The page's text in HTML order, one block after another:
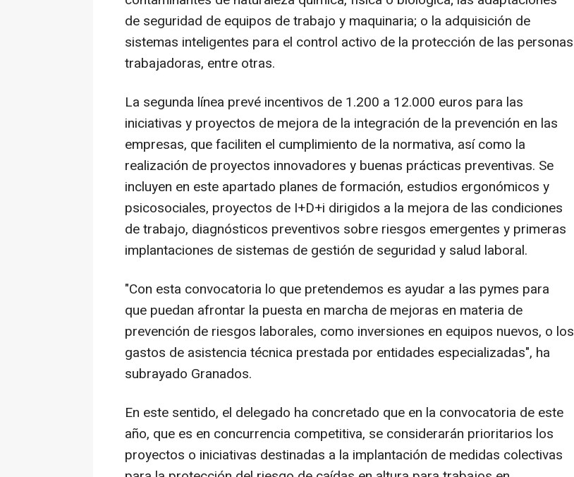
de seguridad de equipos de trabajo y maquinaria; o la adquisición de
sistemas inteligentes para el control activo de la protección de las personas
trabajadoras, entre otras.
La segunda línea prevé incentivos de 1.200 a 12.000 euros para las
iniciativas y proyectos de mejora de la integración de la prevención en las
empresas, que faciliten el cumplimiento de la normativa, así como la
realización de proyectos innovadores y buenas prácticas preventivas. Se
incluyen en este apartado planes de formación, estudios ergonómicos y
psicosociales, proyectos de I+D+i dirigidos a la mejora de las condiciones
de trabajo, diagnósticos preventivos sobre riesgos emergentes y primeras
implantaciones de sistemas de gestión de seguridad y salud laboral.
"Con esta convocatoria lo que pretendemos es ayudar a las pymes para
que puedan afrontar la puesta en marcha de mejoras en materia de
prevención de riesgos laborales, como inversiones en equipos nuevos, o los
gastos de asistencia técnica prestada por entidades especializadas", ha
subrayado Granados.
En este sentido, el delegado ha concretado que en la convocatoria de este
año, que es en concurrencia competitiva, se considerarán prioritarios los
proyectos o iniciativas destinadas a la implantación de medidas colectivas